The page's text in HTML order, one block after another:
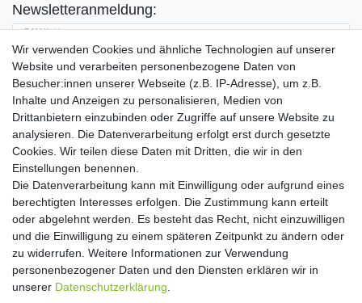
Newsletteranmeldung:
E-MAIL **
Hiermit bestätige ich, dass ich die Daten­schutz­erklärung
Einwilligung kann ich jederzeit widerrufen.**
Abonnieren
** Hierbei handelt es sich um ein Pflichtfeld.
Widerrufs­recht Widerrufs­formular Impressum
Daten­schutz­erklärung AGB Kontakt
Wir verwenden Cookies und ähnliche Technologien auf unserer
Website und verarbeiten personenbezogene Daten von
Besucher:innen unserer Webseite (z.B. IP-Adresse), um z.B.
Inhalte und Anzeigen zu personalisieren, Medien von
Drittanbietern einzubinden oder Zugriffe auf unsere Website zu
analysieren. Die Datenverarbeitung erfolgt erst durch gesetzte
Cookies. Wir teilen diese Daten mit Dritten, die wir in den
Einstellungen benennen.
Die Datenverarbeitung kann mit Einwilligung oder aufgrund eines
berechtigten Interesses erfolgen. Die Zustimmung kann erteilt
oder abgelehnt werden. Es besteht das Recht, nicht einzuwilligen
und die Einwilligung zu einem späteren Zeitpunkt zu ändern oder
zu widerrufen. Weitere Informationen zur Verwendung
personenbezogener Daten und den Diensten erklären wir in
unserer Daten­schutz­erklärung